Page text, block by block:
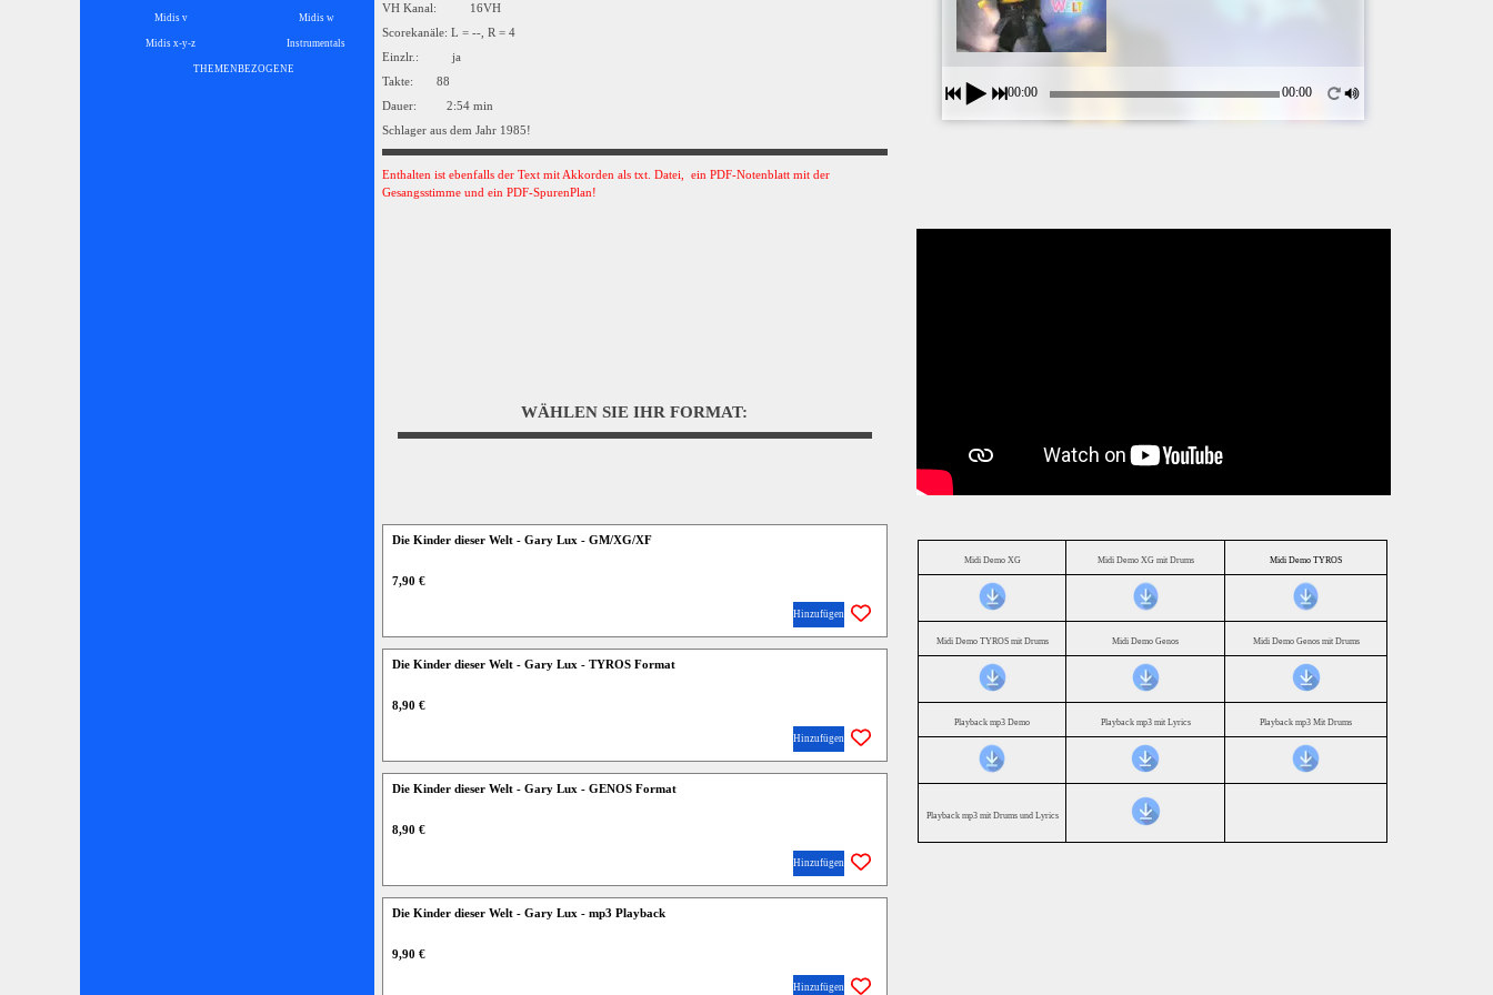
Midis v Midis w
Midis x-y-z Instrumentals
THEMENBEZOGENE
VH Kanal: 16VH
Scorekanäle: L = --, R = 4
Einzlr.: ja
Takte: 88
Dauer: 2:54 min
Schlager aus dem Jahr 1985!
Enthalten ist ebenfalls der Text mit Akkorden als txt. Datei, ein PDF-Notenblatt mit der
Gesangsstimme und ein PDF-SpurenPlan!
00:00 00:00
WÄHLEN SIE IHR FORMAT:
Die Kinder dieser Welt - Gary Lux - GM/XG/XF
7,90 €
Hinzufügen
Die Kinder dieser Welt - Gary Lux - TYROS Format
8,90 €
Hinzufügen
Die Kinder dieser Welt - Gary Lux - GENOS Format
8,90 €
Hinzufügen
Die Kinder dieser Welt - Gary Lux - mp3 Playback
9,90 €
Hinzufügen
Midi Demo XG Midi Demo XG mit Drums Midi Demo TYROS
Midi Demo TYROS mit Drums Midi Demo Genos Midi Demo Genos mit Drums
Playback mp3 Demo Playback mp3 mit Lyrics Playback mp3 Mit Drums
Playback mp3 mit Drums und Lyrics